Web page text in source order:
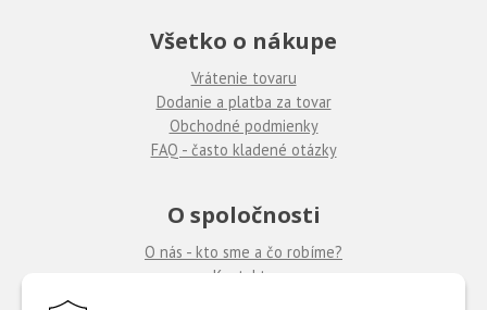
Všetko o nákupe
Vrátenie tovaru
Dodanie a platba za tovar
Obchodné podmienky
FAQ - často kladené otázky
O spoločnosti
O nás - kto sme a čo robíme?
Kontakty